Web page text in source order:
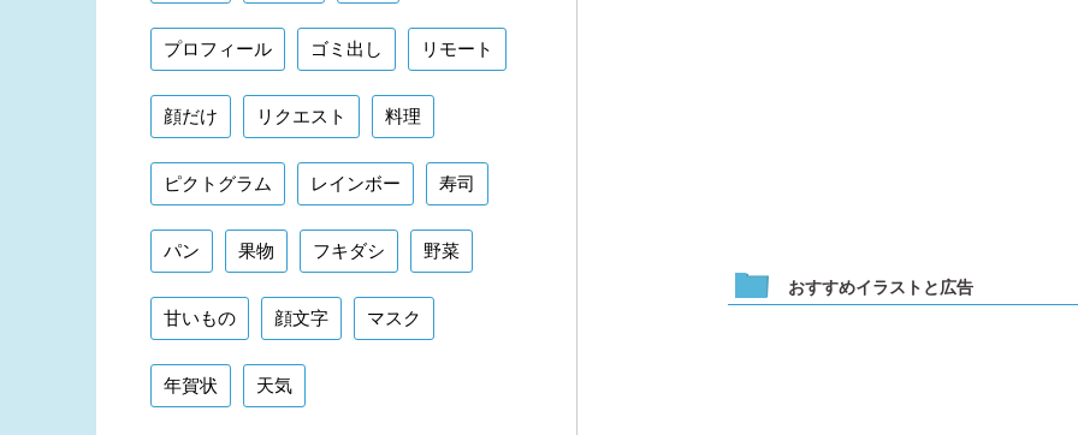
おすすめイラストと広告
プロフィール ゴミ出し リモート
顔だけ リクエスト 料理
ピクトグラム レインボー 寿司
パン 果物 フキダシ 野菜
甘いもの 顔文字 マスク
年賀状 天気